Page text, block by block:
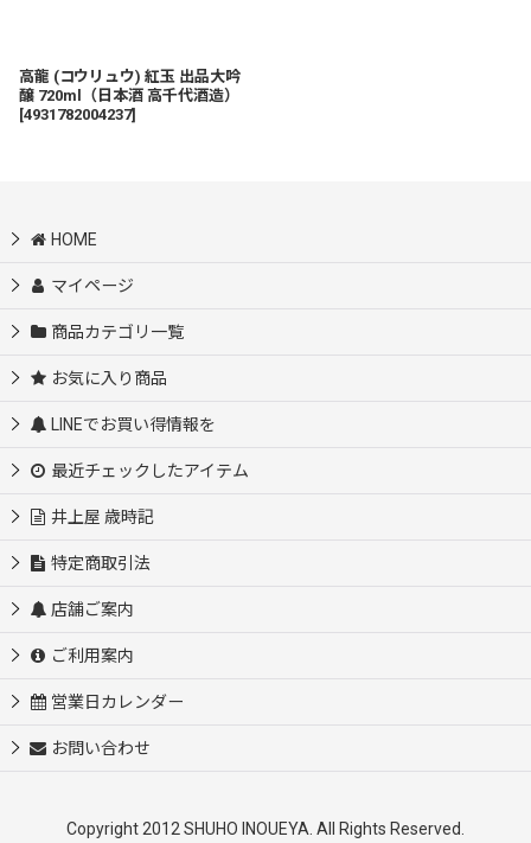
高龍 (コウリュウ) 紅玉 出品大吟
醸 720ml（日本酒 高千代酒造）
[4931782004237]
HOME
マイページ
商品カテゴリ一覧
お気に入り商品
LINEでお買い得情報を
最近チェックしたアイテム
井上屋 歳時記
特定商取引法
店舗ご案内
ご利用案内
営業日カレンダー
お問い合わせ
Copyright 2012 SHUHO INOUEYA. All Rights Reserved.